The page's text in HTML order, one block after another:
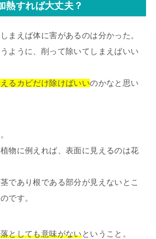
熱すれば大丈夫？
まえば体に害があるのは分かった。
ように、削って除いてしまえばいい
るカビだけ除けばいいのかなと思い
物に例えれば、表面に見えるのは花
であり根である部分が見えないとこ
です。
としても意味がないということ。